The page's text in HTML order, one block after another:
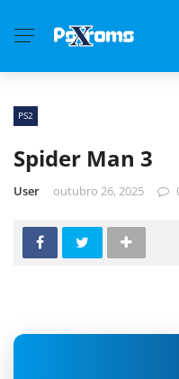
PS2
Spider Man 3
User outubro 26, 2025